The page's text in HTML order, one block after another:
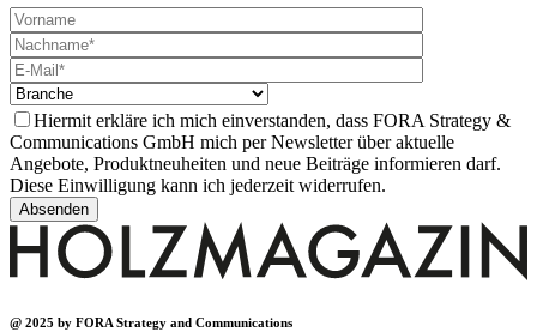
Bitte
lasse
dieses
Feld
leer.
Hiermit erkläre ich mich einverstanden, dass FORA Strategy &
Communications GmbH mich per Newsletter über aktuelle
Angebote, Produktneuheiten und neue Beiträge informieren darf.
Diese Einwilligung kann ich jederzeit widerrufen.
@ 2025 by FORA Strategy and Communications